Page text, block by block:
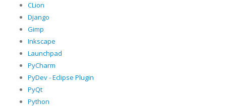
CLion
Django
Gimp
Inkscape
Launchpad
PyCharm
PyDev - Eclipse Plugin
PyQt
Python